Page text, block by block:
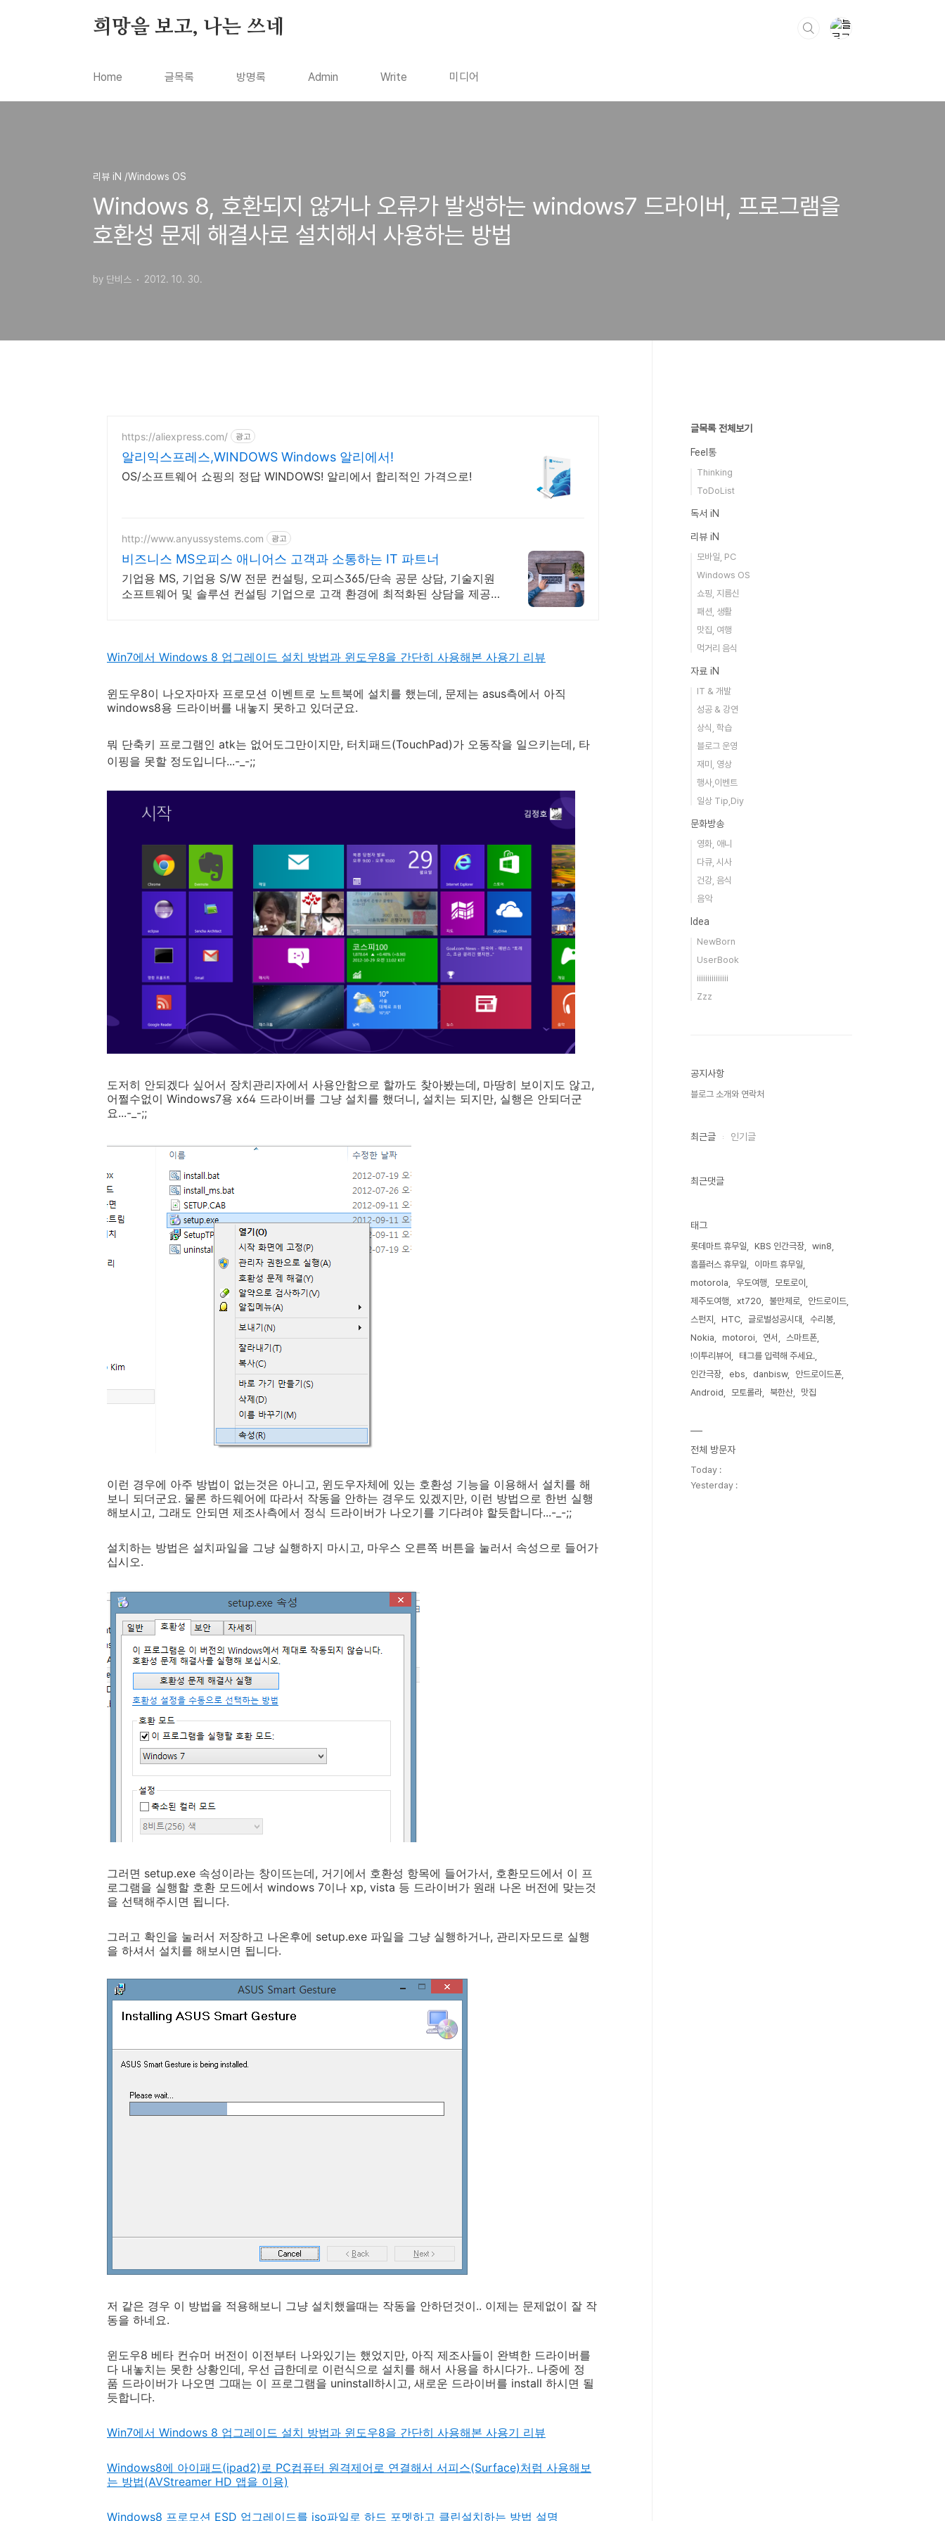
희망을 보고, 나는 쓰네
Home 글목록 방명록 Admin Write 미디어
리뷰 iN /Windows OS
Windows 8, 호환되지 않거나 오류가 발생하는 windows7 드라이버, 프로그램을
호환성 문제 해결사로 설치해서 사용하는 방법
by 단비스 2012. 10. 30.
https://aliexpress.com/ 광고
알리익스프레스,WINDOWS Windows 알리에서!
OS/소프트웨어 쇼핑의 정답 WINDOWS! 알리에서 합리적인 가격으로!
http://www.anyussystems.com 광고
비즈니스 MS오피스 애니어스 고객과 소통하는 IT 파트너
기업용 MS, 기업용 S/W 전문 컨설팅, 오피스365/단속 공문 상담, 기술지원
소프트웨어 및 솔루션 컨설팅 기업으로 고객 환경에 최적화된 상담을 제공
Win7에서 Windows 8 업그레이드 설치 방법과 윈도우8을 간단히 사용해본 사용기 리뷰
윈도우8이 나오자마자 프로모션 이벤트로 노트북에 설치를 했는데, 문제는 asus측에서 아직
windows8용 드라이버를 내놓지 못하고 있더군요.
뭐 단축키 프로그램인 atk는 없어도그만이지만, 터치패드(TouchPad)가 오동작을 일으키는데, 타
이핑을 못할 정도입니다...-_-;;
도저히 안되겠다 싶어서 장치관리자에서 사용안함으로 할까도 찾아봤는데, 마땅히 보이지도 않고,
어쩔수없이 Windows7용 x64 드라이버를 그냥 설치를 했더니, 설치는 되지만, 실행은 안되더군
요...-_-;;
이런 경우에 아주 방법이 없는것은 아니고, 윈도우자체에 있는 호환성 기능을 이용해서 설치를 해
보니 되더군요. 물론 하드웨어에 따라서 작동을 안하는 경우도 있겠지만, 이런 방법으로 한번 실행
해보시고, 그래도 안되면 제조사측에서 정식 드라이버가 나오기를 기다려야 할듯합니다...-_-;;
설치하는 방법은 설치파일을 그냥 실행하지 마시고, 마우스 오른쪽 버튼을 눌러서 속성으로 들어가
십시오.
그러면 setup.exe 속성이라는 창이뜨는데, 거기에서 호환성 항목에 들어가서, 호환모드에서 이 프
로그램을 실행할 호환 모드에서 windows 7이나 xp, vista 등 드라이버가 원래 나온 버전에 맞는것
을 선택해주시면 됩니다.
그러고 확인을 눌러서 저장하고 나온후에 setup.exe 파일을 그냥 실행하거나, 관리자모드로 실행
을 하셔서 설치를 해보시면 됩니다.
저 같은 경우 이 방법을 적용해보니 그냥 설치했을때는 작동을 안하던것이.. 이제는 문제없이 잘 작
동을 하네요.
윈도우8 베타 컨슈머 버전이 이전부터 나와있기는 했었지만, 아직 제조사들이 완벽한 드라이버를
다 내놓치는 못한 상황인데, 우선 급한데로 이런식으로 설치를 해서 사용을 하시다가.. 나중에 정
품 드라이버가 나오면 그때는 이 프로그램을 uninstall하시고, 새로운 드라이버를 install 하시면 될
듯합니다.
Win7에서 Windows 8 업그레이드 설치 방법과 윈도우8을 간단히 사용해본 사용기 리뷰
Windows8에 아이패드(ipad2)로 PC컴퓨터 원격제어로 연결해서 서피스(Surface)처럼 사용해보
는 방법(AVStreamer HD 앱을 이용)
Windows8 프로모션 ESD 업그레이드를 iso파일로 하드 포멧하고 클린설치하는 방법 설명
글목록 전체보기
Feel통
Thinking
ToDoList
독서 iN
리뷰 iN
모바일, PC
Windows OS
쇼핑, 지름신
패션, 생활
맛집, 여행
먹거리 음식
자료 iN
IT & 개발
성공 & 강연
상식, 학습
블로그 운영
재미, 영상
행사,이벤트
일상 Tip,Diy
문화방송
영화, 애니
다큐, 시사
건강, 음식
음악
Idea
NewBorn
UserBook
iiiiiiiiiiiiiii
Zzz
공지사항
블로그 소개와 연락처
최근글 인기글
최근댓글
태그
롯데마트 휴무일 KBS 인간극장
win8
홈플러스 휴무일
이마트 휴무일
motorola
우도여행
모토로이
제주도여행
xt720 불만제로
안드로이드
스펀지
HTC 글로벌성공시대
수리봉
Nokia
motoroi 연서
스마트폰
!이투리뷰어
태그를 입력해 주세요.
인간극장
ebs danbisw
안드로이드폰
Android
모토롤라 북한산 맛집
전체 방문자
Today :
Yesterday :